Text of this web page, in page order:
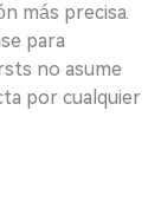
más precisa.
para
no asume
por cualquier